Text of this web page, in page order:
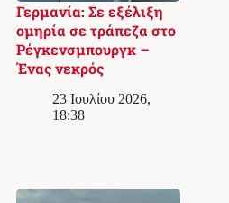
Γερμανία: Σε εξέλιξη
ομηρία σε τράπεζα στο
Ρέγκενσμπουργκ –
Ένας νεκρός
23 Ιουλίου 2026,
18:38